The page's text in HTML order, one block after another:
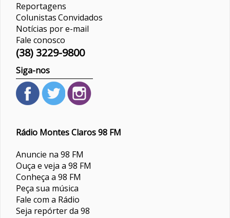
Reportagens
ColunistasConvidados
Notícias por e-mail
Fale conosco
(38) 3229-9800
Siga-nos
Rádio Montes Claros 98 FM
Anuncie na 98 FM
Ouça e veja a 98 FM
Conheça a 98 FM
Peça sua música
Fale com a Rádio
Seja repórter da 98